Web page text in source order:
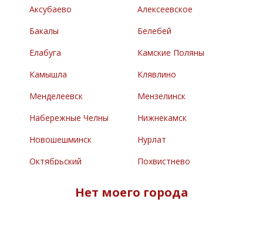
Аксубаево
Алексеевское
Бакалы
Белебей
Елабуга
Камские Поляны
Камышла
Клявлино
Менделеевск
Мензелинск
Набережные Челны
Нижнекамск
Новошешминск
Нурлат
Октябрьский
Похвистнево
Нет моего города